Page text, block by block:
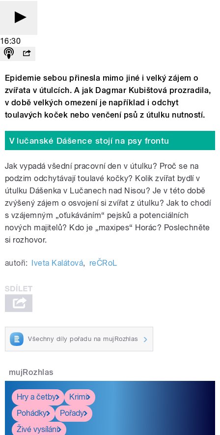
16:30
Epidemie sebou přinesla mimo jiné i velký zájem o
zvířata v útulcích. A jak Dagmar Kubištová prozradila,
v době velkých omezení je například i odchyt
toulavých koček nebo venčení psů z útulku nutností.
V lučanské Dášence stojí na psy frontu
Jak vypadá všední pracovní den v útulku? Proč se na
podzim odchytávají toulavé kočky? Kolik zvířat bydlí v
útulku Dášenka v Lučanech nad Nisou? Je v této době
zvýšený zájem o osvojení si zvířat z útulku? Jak to chodí
s vzájemným „oťukáváním“ pejsků a potenciálních
nových majitelů? Kdo je „maxipes“ Horác? Poslechněte
si rozhovor.
autoři: Iveta Kalátová, reČRoL
Všechny díly pořadu na mujRozhlas
mujRozhlas
Hry a četby
Krimi
Pohádky
Pořady
Živé vysílání